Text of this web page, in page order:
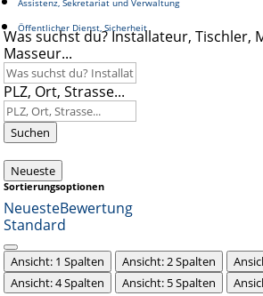
Assistenz, Sekretariat und Verwaltung
Öffentlicher Dienst, Sicherheit
Was suchst du? Installateur, Tischler,
Masseur...
PLZ, Ort, Strasse...
Suchen
Neueste
Sortierungsoptionen
NeuesteBewertung
Standard
Ansicht: 1 Spalten Ansicht: 2 Spalten
Ansicht: 4 Spalten
Ansicht: 5 Spalten